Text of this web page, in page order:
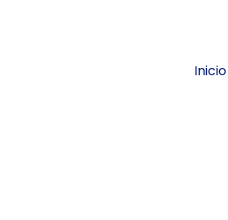
Inicio